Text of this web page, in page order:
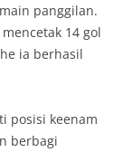
panggilan.
14 gol
ia berhasil
posisi keenam
berbagi